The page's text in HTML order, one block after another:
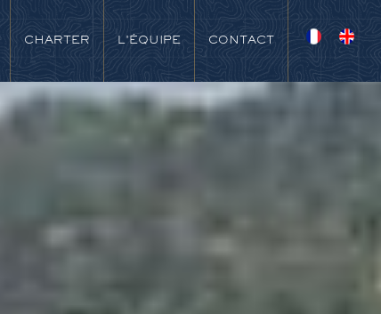
CHARTER L'ÉQUIPE CONTACT